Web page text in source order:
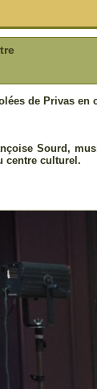
de Privas en
Sourd,
centre culturel.